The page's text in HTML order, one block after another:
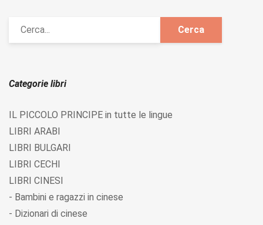
Categorie libri
IL PICCOLO PRINCIPE in tutte le lingue
LIBRI ARABI
LIBRI BULGARI
LIBRI CECHI
LIBRI CINESI
- Bambini e ragazzi in cinese
- Dizionari di cinese